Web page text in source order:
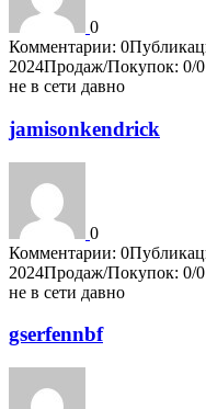
0
Комментарии: 0
2024Продаж/Покупок: 0/0
не в сети давно
jamisonkendrick
0
Комментарии: 0
2024Продаж/Покупок: 0/0
не в сети давно
gserfennbf